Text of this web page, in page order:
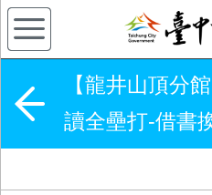
【龍井山頂分
讀全壘打-借書